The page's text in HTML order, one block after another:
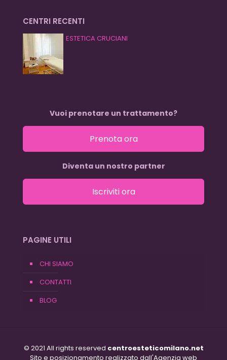
CENTRI RECENTI
ESTETICA CRUCIANI
Vuoi prenotare un trattamento?
Prenota ora
Diventa un nostro partner
Iscriviti ora
PAGINE UTILI
CHI SIAMO
CONTATTI
BLOG
© 2021 All rights reserved centroesteticomilano.net
Sito e posizionamento realizzato dall'Agenzia web